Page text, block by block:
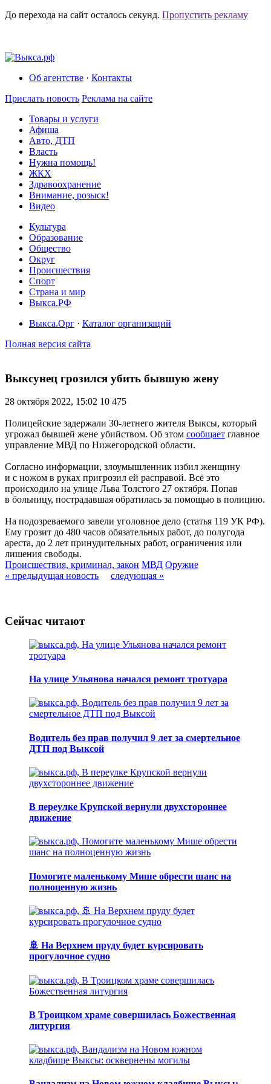
До перехода на сайт осталось секунд. Пропустить рекламу
Об агентстве · Контакты
Прислать новость Реклама на сайте
Товары и услуги
Афиша
Авто, ДТП
Власть
Нужна помощь!
ЖКХ
Здравоохранение
Внимание, розыск!
Видео
Культура
Образование
Общество
Округ
Происшествия
Спорт
Страна и мир
Выкса.РФ
Выкса.Орг · Каталог организаций
Полная версия сайта
Выксунец грозился убить бывшую жену
28 октября 2022, 15:02 10 475
Полицейские задержали 30-летнего жителя Выксы, который
угрожал бывшей жене убийством. Об этом сообщает главное
управление МВД по Нижегородской области.
Согласно информации, злоумышленник избил женщину
и с ножом в руках пригрозил ей расправой. Всё это
происходило на улице Льва Толстого 27 октября. Попав
в больницу, пострадавшая обратилась за помощью в полицию.
На подозреваемого завели уголовное дело (статья 119 УК РФ).
Ему грозит до 480 часов обязательных работ, до полугода
ареста, до 2 лет принудительных работ, ограничения или
лишения свободы.
Происшествия, криминал, закон МВД Оружие
« предыдущая новость
следующая »
Сейчас читают
На улице Ульянова начался ремонт тротуара
Водитель без прав получил 9 лет за смертельное
ДТП под Выксой
В переулке Крупской вернули двухстороннее
движение
Помогите маленькому Мише обрести шанс на
полноценную жизнь
🚢 На Верхнем пруду будет курсировать
прогулочное судно
В Троицком храме совершилась Божественная
литургия